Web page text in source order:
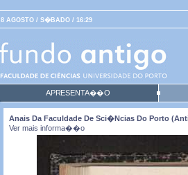
8 AGOSTO / S�BADO / 16:29
APRESENTA��O
Anais Da Faculdade De Sci�ncias Do Porto
Ver mais informa��o